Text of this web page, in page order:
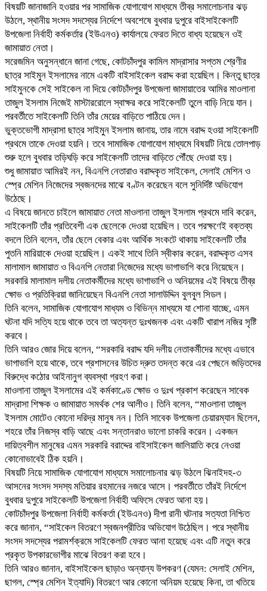
বিষয়টি জানাজানি হওয়ার পর সামাজিক যোগাযোগ মাধ্যমে তীব্র সমালোচনার ঝড়
উঠলে, স্থানীয় সংসদ সদস্যের নির্দেশে অবশেষে বুধবার দুপুরে বাইসাইকেলটি
উপজেলা নির্বাহী কর্মকর্তার (ইউএনও) কার্যালয়ে ফেরত দিতে বাধ্য হয়েছেন ওই
জামায়াত নেতা।
সরেজমিন অনুসন্ধানে জানা গেছে, কোটচাঁদপুর কামিল মাদ্রাসার সপ্তম শ্রেণীর
ছাত্র সাইমুন ইসলামের নামে একটি বাইসাইকেল বরাদ্দ করা হয়েছিল। কিন্তু ছাত্র
সাইমুনকে সেই সাইকেল না দিয়ে কোটচাঁদপুর উপজেলা জামায়াতের আমির মাওলানা
তাজুল ইসলাম নিজেই মাস্টাররোলে স্বাক্ষর করে সাইকেলটি তুলে বাড়ি নিয়ে যান।
পরবর্তীতে সাইকেলটি তিনি তাঁর মেয়ের বাড়িতে পাঠিয়ে দেন।
ভুক্তভোগী মাদ্রাসা ছাত্র সাইমুন ইসলাম জানায়, তার নামে বরাদ্দ হওয়া সাইকেলটি
প্রথমে তাকে দেওয়া হয়নি। তবে সামাজিক যোগাযোগ মাধ্যমে বিষয়টি নিয়ে তোলপাড়
শুরু হলে বুধবার তড়িঘড়ি করে সাইকেলটি তাদের বাড়িতে পৌঁছে দেওয়া হয়।
শুধু জামায়াত আমিরই নন, বিএনপি নেতারাও বরাদ্দকৃত সাইকেল, সেলাই মেশিন ও
স্প্রে মেশিন নিজেদের স্বজনদের মাঝে বণ্টন করেছেন বলে সুনির্দিষ্ট অভিযোগ
উঠেছে।
এ বিষয়ে জানতে চাইলে জামায়াত নেতা মাওলানা তাজুল ইসলাম প্রথমে দাবি করেন,
সাইকেলটি তাঁর প্রতিবেশী এক ছেলেকে দেওয়া হয়েছিল। তবে পরক্ষণেই বক্তব্য
বদলে তিনি বলেন, তাঁর ছেলে বেকার এবং আর্থিক সংকটে থাকায় সাইকেলটি তাঁর
পুতনি মারিয়াকে দেওয়া হয়েছিল। একই সাথে তিনি স্বীকার করেন, বরাদ্দকৃত এসব
মালামাল জামায়াত ও বিএনপি নেতারা নিজেদের মধ্যে ভাগাভাগি করে নিয়েছেন।
সরকারি মালামাল দলীয় নেতাকর্মীদের মধ্যে ভাগাভাগি ও অনিয়মের এই বিষয়ে তীব্র
ক্ষোভ ও প্রতিক্রিয়া জানিয়েছেন বিএনপি নেতা সালাউদ্দিন বুলবুল সিডল।
তিনি বলেন, সামাজিক যোগাযোগ মাধ্যম ও বিভিন্ন মাধ্যমে যা শোনা যাচ্ছে, এমন
ঘটনা যদি সত্যি হয়ে থাকে তবে তা অত্যন্ত দুঃখজনক এবং একটি খারাপ নজির সৃষ্টি
করবে।
তিনি আরও জোর দিয়ে বলেন, “সরকারি বরাদ্দ যদি দলীয় নেতাকর্মীদের মধ্যে এভাবে
ভাগাভাগি হয়ে থাকে, তবে প্রশাসনের উচিত দ্রুত তদন্ত করে এর পেছনে জড়িতদের
বিরুদ্ধে কঠোর আইনানুগ ব্যবস্থা গ্রহণ করা।
মাওলানা তাজুল ইসলামের এই কর্মকাণ্ডে ক্ষোভ ও দুঃখ প্রকাশ করেছেন সাবেক
মাদ্রাসা শিক্ষক ও জামায়াত সমর্থক শের আলীও। তিনি বলেন, “মাওলানা তাজুল
ইসলাম মোটেও কোনো দরিদ্র মানুষ নন। তিনি সাবেক উপজেলা চেয়ারম্যান ছিলেন,
শহরে তাঁর নিজস্ব বাড়ি আছে এবং সন্তানরাও ভালো চাকরি করেন। একজন
দায়িত্বশীল মানুষের এমন সরকারি বরাদ্দের বাইসাইকেল জালিয়াতি করে নেওয়া
কোনোভাবেই ঠিক হয়নি।
বিষয়টি নিয়ে সামাজিক যোগাযোগ মাধ্যমে সমালোচনার ঝড় উঠলে ঝিনাইদহ-৩
আসনের সংসদ সদস্য মতিয়ার রহমানের নজরে আসে। পরবর্তীতে তাঁরই নির্দেশে
বুধবার দুপুরে সাইকেলটি উপজেলা নির্বাহী অফিসে ফেরত আনা হয়।
কোটচাঁদপুর উপজেলা নির্বাহী কর্মকর্তা (ইউএনও) দীপা রানী ঘটনার সত্যতা নিশ্চিত
করে জানান, “সাইকেল বিতরণে স্বজনপ্রীতির অভিযোগ উঠেছিল। পরে স্থানীয়
সংসদ সদস্যের পরামর্শক্রমে সাইকেলটি ফেরত আনা হয়েছে এবং এটি নতুন করে
প্রকৃত উপকারভোগীর মাঝে বিতরণ করা হবে।
তিনি আরও জানান, বাইসাইকেল ছাড়াও অন্যান্য উপকরণ (যেমন: সেলাই মেশিন,
ছাগল, স্প্রে মেশিন ইত্যাদি) বিতরণে আর কোনো অনিয়ম হয়েছে কিনা, তা খতিয়ে